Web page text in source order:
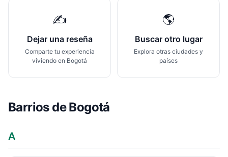
✍️
Dejar una reseña
Comparte tu experiencia
viviendo en Bogotá
🌎
Buscar otro lugar
Explora otras ciudades y
países
Barrios deBogotá
A